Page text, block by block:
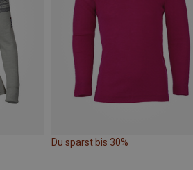
Du sparst bis 30%